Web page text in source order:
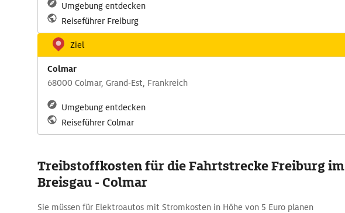
Umgebung entdecken
Reiseführer Freiburg
Ziel
Colmar
68000 Colmar, Grand-Est, Frankreich
Umgebung entdecken
Reiseführer Colmar
Treibstoffkosten für die Fahrtstrecke Freiburg im
Breisgau - Colmar
Sie müssen für Elektroautos mit Stromkosten in Höhe von 5 Euro planen